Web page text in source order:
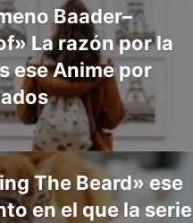
Baader–
La razón por la
ese Anime por
The Beard» ese
en el que la serie